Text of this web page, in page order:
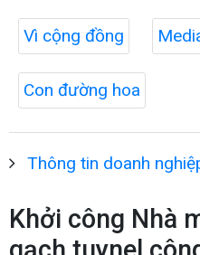
Vì cộng đồng
Con đường hoa
Thông tin doanh
Khởi công Nhà